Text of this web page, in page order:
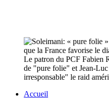
Le patron du PCF Fabien
de "pure folie" et Jean-
irresponsable" le raid
Accueil